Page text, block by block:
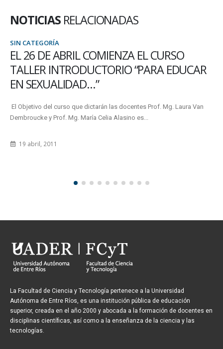
NOTICIAS RELACIONADAS
EL CURSO
“PARA EDUCAR
las docentes Prof. Mg. Laura Van
Alasino es...
POR SU
EMPRESA
Carlos Vergara, instructor de
Red Proydesa, fue reconocido
La Facultad de Ciencia y Tecnología pertenece a la Universidad
Autónoma de Entre Ríos, es una institución pública de educación
superior, creada en el año 2000 y abocada a la formación de docentes en
disciplinas científicas, así como a la enseñanza de la ciencia y las
tecnologías.